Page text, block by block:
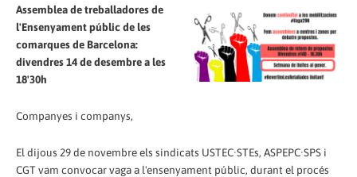
Assemblea de treballadores de
l'Ensenyament públic de les
comarques de Barcelona:
divendres 14 de desembre a les
18'30h
Companyes i companys,
El dijous 29 de novembre els sindicats USTEC·STEs, ASPEPC·SPS i
CGT vam convocar vaga a l'ensenyament públic, durant el procés